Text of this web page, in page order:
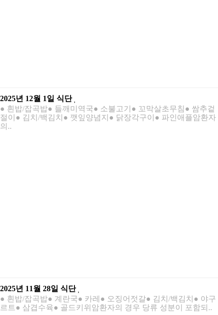
2025년 12월 1일 식단
● 흰밥/잡곡밥● 들깨미역국● 소불고기● 꼬막살초무침● 쌈추겉
절이● 김치/백김치● 깻잎양념지● 닭장각구이● 파인애플암환자
의..
2025년 11월 28일 식단
● 흰밥/잡곡밥● 계란국● 카레● 오징어젓갈● 김치/백김치● 야구
르트● 삼겹수육● 골드키위암환자의 경우 당류 성분이 포함되..